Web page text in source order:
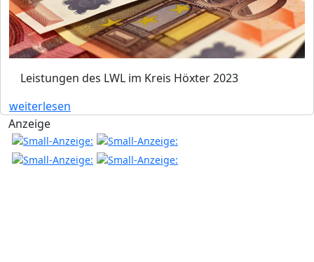
Leistungen des LWL im Kreis Höxter 2023
weiterlesen
Anzeige